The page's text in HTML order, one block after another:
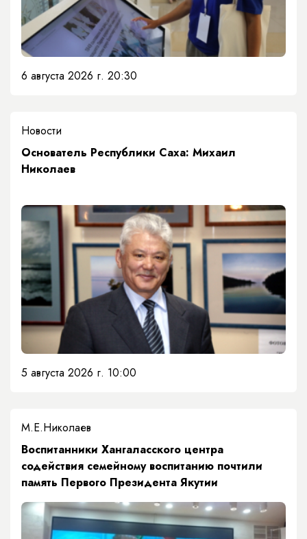
6 августа 2026 г. 20:30
Новости
Основатель Республики Саха: Михаил
Николаев
5 августа 2026 г. 10:00
М.Е.Николаев
​Воспитанники Хангаласского центра
содействия семейному воспитанию почтили
память Первого Президента Якутии